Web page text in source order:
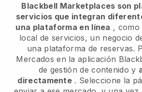
Blackbell Marketplaces son
servicios que integran
una plataforma en línea , como
local de servicios, un negocio
una plataforma de reservas.
Mercados en la aplicación
de gestión de contenido y
directamente . Seleccione la